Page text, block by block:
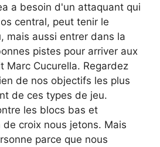
a besoin d'un attaquant qui
central, peut tenir le
mais aussi entrer dans la
pistes pour arriver aux
Marc Cucurella. Regardez
de nos objectifs les plus
de ces types de jeu.
les blocs bas et
croix nous jetons. Mais
parce que nous